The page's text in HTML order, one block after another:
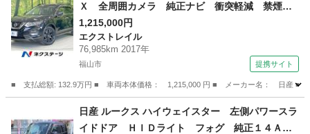
Ｘ 全周囲カメラ 純正ナビ 衝突軽減 禁煙
車 デジタルインナーミラー パワーバックド
ア コーナーセンサー ＬＥＤヘッド クルコ
ン ＥＴＣ ドラレコ スマートキー Ｂｌｕｅ
1,215,000円
エクストレイル
76,985km 2017年
福山市 提携サイト
■ 支払総額: 132.9万円 ■ 車両本体価格： 1,215,000 円 ■ メーカー名： 日産
エクストレイル
日産 ルークス ハイウェイスター 左側パワースラ
イドドア ＨＩＤライト フォグ 純正１４Ａ